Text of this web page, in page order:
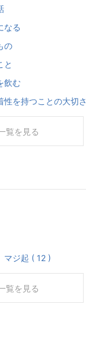
なる
の
と
飲む
性を持つことの大切さ
覧を見る
ジ起 ( 12 )
覧を見る